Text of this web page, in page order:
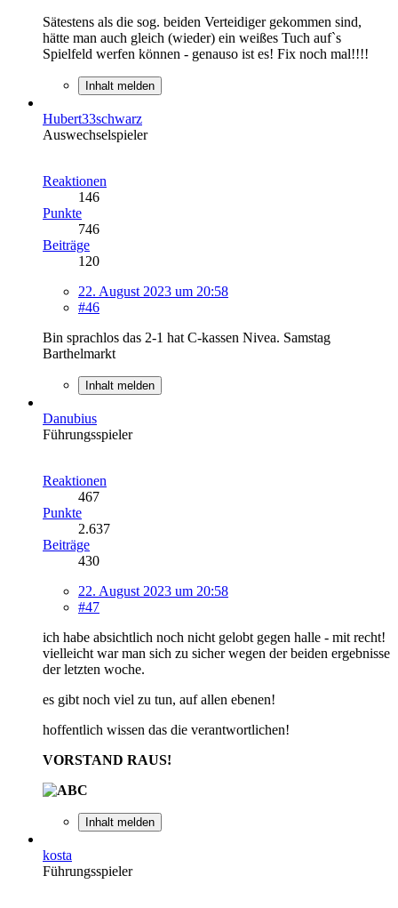
Sätestens als die sog. beiden Verteidiger gekommen sind,
hätte man auch gleich (wieder) ein weißes Tuch auf`s
Spielfeld werfen können - genauso ist es! Fix noch mal!!!!
Inhalt melden
Hubert33schwarz
Auswechselspieler
Reaktionen
146
Punkte
746
Beiträge
120
22. August 2023 um 20:58
#46
Bin sprachlos das 2-1 hat C-kassen Nivea. Samstag
Barthelmarkt
Inhalt melden
Danubius
Führungsspieler
Reaktionen
467
Punkte
2.637
Beiträge
430
22. August 2023 um 20:58
#47
ich habe absichtlich noch nicht gelobt gegen halle - mit recht!
vielleicht war man sich zu sicher wegen der beiden ergebnisse
der letzten woche.
es gibt noch viel zu tun, auf allen ebenen!
hoffentlich wissen das die verantwortlichen!
VORSTAND RAUS!
Inhalt melden
kosta
Führungsspieler